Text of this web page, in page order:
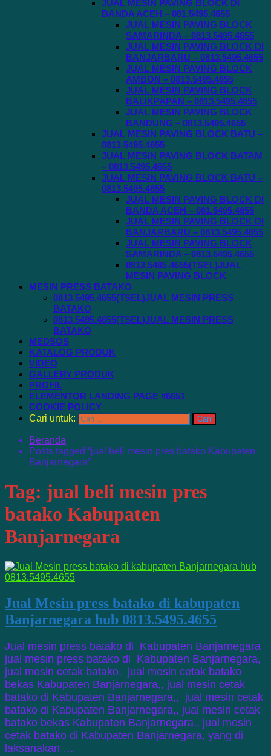
JUAL MESIN PAVING BLOCK DI
BANDA ACEH – 081.5495.4655
JUAL MESIN PAVING BLOCK
SAMARINDA – 0813.5495.4655
JUAL MESIN PAVING BLOCK DI
BANJARBARU – 0813.5495.4655
JUAL MESIN PAVING BLOCK
AMBON – 0813.5495.4655
JUAL MESIN PAVING BLOCK
BALIKPAPAN – 0813.5495.4655
JUAL MESIN PAVING BLOCK
BANDUNG – 0813.5495.4655
JUAL MESIN PAVING BLOCK BATU –
0813.5495.4655
JUAL MESIN PAVING BLOCK BATAM
– 0813.5495.4655
JUAL MESIN PAVING BLOCK BATU –
0813.5495.4655
JUAL MESIN PAVING BLOCK DI
BANDA ACEH – 081.5495.4655
JUAL MESIN PAVING BLOCK DI
BANJARBARU – 0813.5495.4655
JUAL MESIN PAVING BLOCK
SAMARINDA – 0813.5495.4655
0813.5495.4655(TSEL)JUAL
MESIN PAVING BLOCK
MESIN PRESS BATAKO
0813.5495.4655(TSEL)JUAL MESIN PRESS
BATAKO
0813.5495.4655(TSEL)JUAL MESIN PRESS
BATAKO
MEDSOS
KATALOG PRODUK
VIDEO
GALLERY PRODUK
PROFIL
ELEMENTOR LANDING PAGE #6651
COOKIE POLICY
Cari untuk:
Beranda
Posts tagged “jual beli mesin pres batako Kabupaten
Banjarnegara”
Tag: jual beli mesin pres
batako Kabupaten
Banjarnegara
Jual Mesin press batako di kabupaten
Banjarnegara hub 0813.5495.4655
Jual mesin press batako di Kabupaten Banjarnegara
jual mesin press batako di Kabupaten Banjarnegara,
jual mesin cetak batako, jual mesin cetak batako
bekas Kabupaten Banjarnegara,, jual mesin cetak
batako di Kabupaten Banjarnegara,, jual mesin cetak
batako di Kabupaten Banjarnegara,, jual mesin cetak
batako bekas Kabupaten Banjarnegara,, jual mesin
cetak batako di Kabupaten Banjarnegara, yang di
laksanakan …